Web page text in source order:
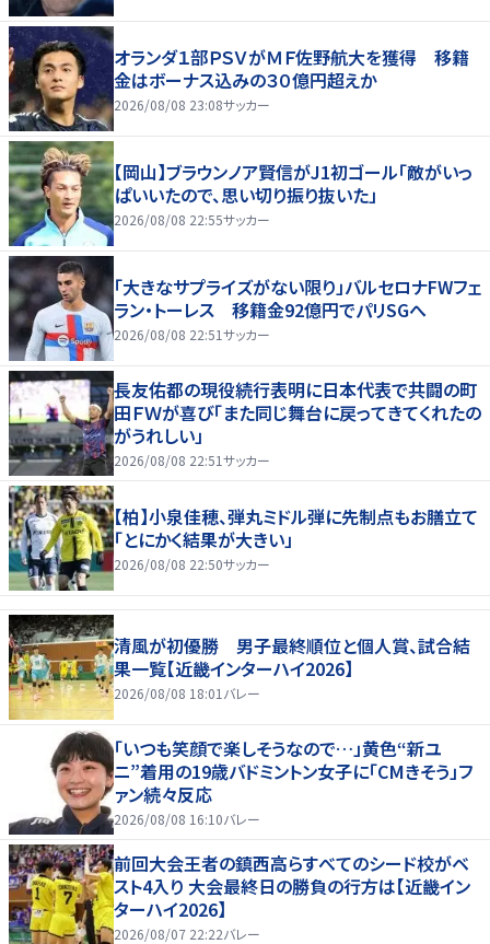
オランダ１部ＰＳＶがＭＦ佐野航大を獲得 移籍
金はボーナス込みの３０億円超えか
2026/08/08 23:08サッカー
【岡山】ブラウンノア賢信がJ1初ゴール「敵がいっ
ぱいいたので、思い切り振り抜いた」
2026/08/08 22:55サッカー
「大きなサプライズがない限り」バルセロナFWフェ
ラン・トーレス 移籍金92億円でパリSGへ
2026/08/08 22:51サッカー
長友佑都の現役続行表明に日本代表で共闘の町
田ＦＷが喜び「また同じ舞台に戻ってきてくれたの
がうれしい」
2026/08/08 22:51サッカー
【柏】小泉佳穂、弾丸ミドル弾に先制点もお膳立て
「とにかく結果が大きい」
2026/08/08 22:50サッカー
清風が初優勝 男子最終順位と個人賞、試合結
果一覧【近畿インターハイ2026】
2026/08/08 18:01 バレー
「いつも笑顔で楽しそうなので…」黄色“新ユ
ニ”着用の19歳バドミントン女子に「CMきそう」フ
ァン続々反応
2026/08/08 16:10バレー
前回大会王者の鎮西高らすべてのシード校がベ
スト4入り 大会最終日の勝負の行方は【近畿イン
ターハイ2026】
2026/08/07 22:22バレー